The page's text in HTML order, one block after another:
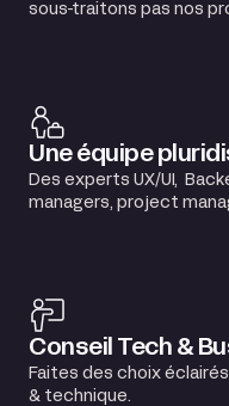
sous-traitons pas nos
Une équipe
Des experts UX/UI,
managers, project
Conseil Tech &
Faites des choix
& technique.